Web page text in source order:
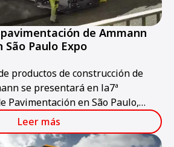
de Ammann
Paulo Expo
productos de construcción de
se presentará en la7ª
Pavimentación en São Paulo,
octubre. Expertos de Ammann
NR 64 para hablar sobre las
Leer más